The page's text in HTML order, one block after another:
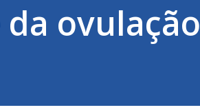
da ovulação